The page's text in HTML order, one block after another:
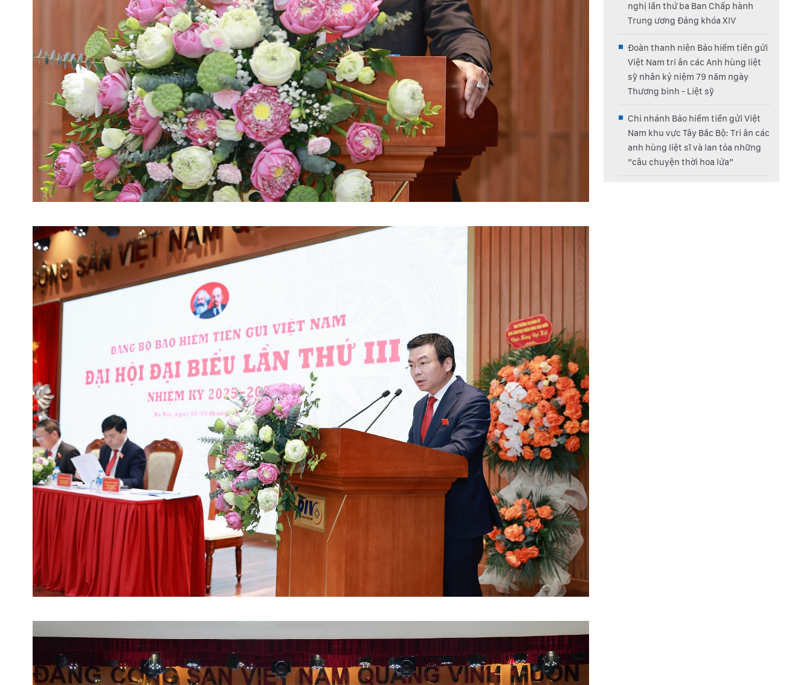
nghị lần thứ ba Ban Chấp hành
Trung ương Đảng khóa XIV
Đoàn thanh niên Bảo hiểm tiền gửi
Việt Nam tri ân các Anh hùng liệt
sỹ nhân kỷ niệm 79 năm ngày
Thương binh - Liệt sỹ
Chi nhánh Bảo hiểm tiền gửi Việt
Nam khu vực Tây Bắc Bộ: Tri ân các
anh hùng liệt sĩ và lan tỏa những
“câu chuyện thời hoa lửa”